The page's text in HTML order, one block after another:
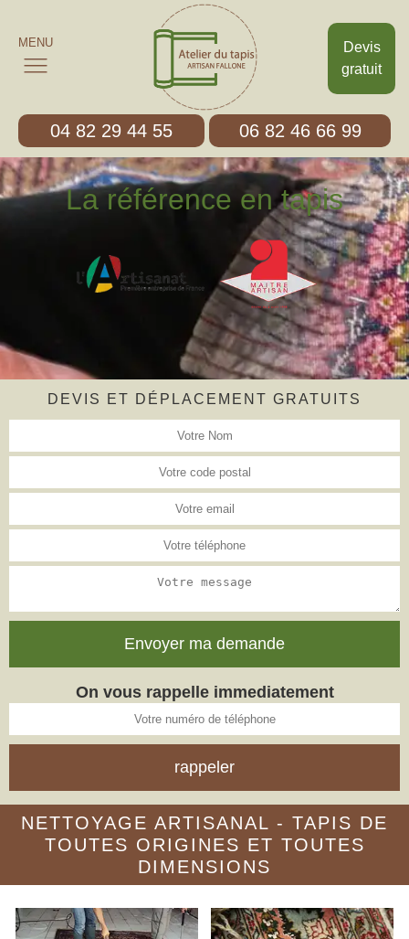
Devis
gratuit
MENU
04 82 29 44 55 06 82 46 66 99
La référence en tapis
DEVIS ET DÉPLACEMENT GRATUITS
On vous rappelle immediatement
NETTOYAGE ARTISANAL - TAPIS DE
TOUTES ORIGINES ET TOUTES
DIMENSIONS